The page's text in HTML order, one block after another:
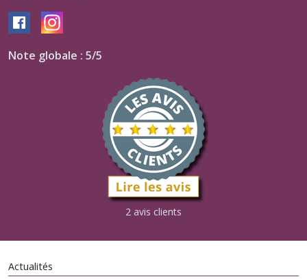
Note globale : 5/5
2 avis clients
Actualités